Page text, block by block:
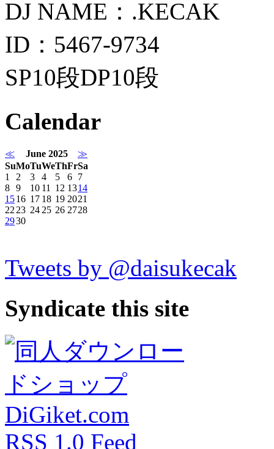
DJ NAME：.KECAK
ID：5467-9734
SP10段DP10段
Calendar
≪ June 2025
≫
SuMoTuWeThFrSa
1
2 3 4 5 6 7
8 9 10 11 12 1314
1516 17 18 19 2021
22 23 24 25 26 2728
2930
Tweets by @daisukecak
Syndicate this site
RSS 1.0 Feed